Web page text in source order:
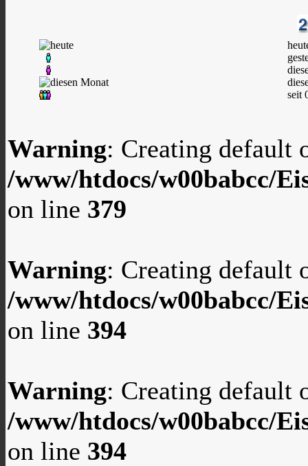
seit
Warning: Creating default
/www/htdocs/w00babcc/
on line 379
Warning: Creating default
/www/htdocs/w00babcc/
on line 394
Warning: Creating default
/www/htdocs/w00babcc/
on line 394